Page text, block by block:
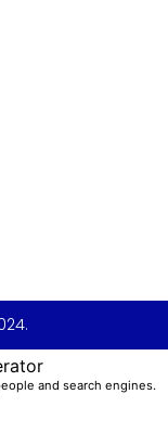
and search engines.